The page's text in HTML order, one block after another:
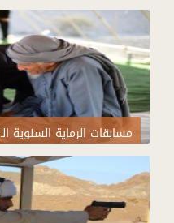
مسابقات الرماية السنوية الـ14 للعام 2026